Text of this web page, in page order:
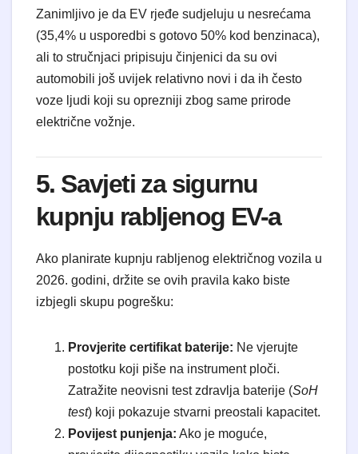
Zanimljivo je da EV rjeđe sudjeluju u nesrećama
(35,4% u usporedbi s gotovo 50% kod benzinaca),
ali to stručnjaci pripisuju činjenici da su ovi
automobili još uvijek relativno novi i da ih često
voze ljudi koji su oprezniji zbog same prirode
električne vožnje.
5. Savjeti za sigurnu
kupnju rabljenog EV-a
Ako planirate kupnju rabljenog električnog vozila u
2026. godini, držite se ovih pravila kako biste
izbjegli skupu pogrešku:
Provjerite certifikat baterije: Ne vjerujte
postotku koji piše na instrument ploči.
Zatražite neovisni test zdravlja baterije (SoH
test) koji pokazuje stvarni preostali kapacitet.
Povijest punjenja: Ako je moguće,